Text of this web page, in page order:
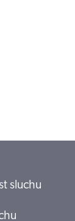
sluchu